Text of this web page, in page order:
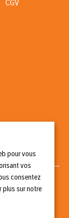
CGV
pour vous
vos
consentez
plus sur notre